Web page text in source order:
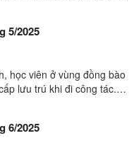
mới về ...
5/2025
học viên ở vùng đồng bào
lưu trú khi đi công tác...
6/2025